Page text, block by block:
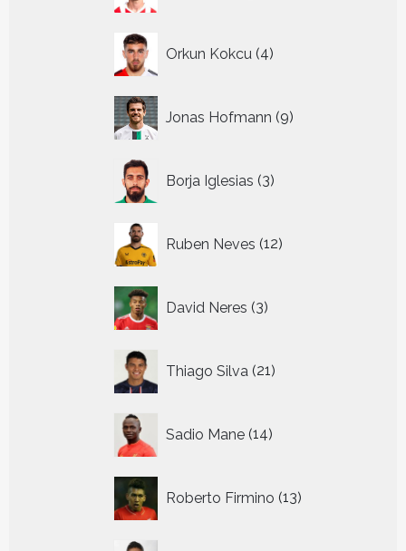
Orkun Kokcu 4
producten
Jonas Hofmann 9
producten
Borja Iglesias 3
producten
Ruben Neves 12
producten
David Neres 3
producten
Thiago Silva 21
producten
Sadio Mane 14
producten
Roberto Firmino 13
producten